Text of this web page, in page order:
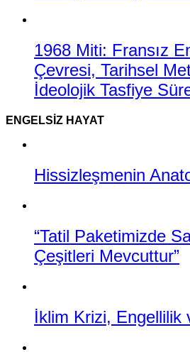
1968 Miti: Fransız
Çevresi, Tarihsel
İdeolojik Tasfiye
ENGELSIZ HAYAT
Hissizleşmenin
“Tatil Paketimizde
Çeşitleri Mevcuttur”
İklim Krizi, Engellilik